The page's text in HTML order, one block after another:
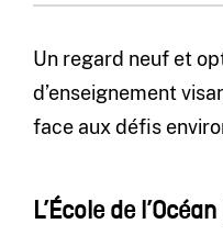
Un regard neuf et
d’enseignement
face aux défis
L’École de